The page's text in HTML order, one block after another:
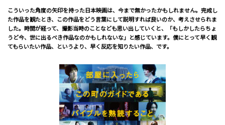
こういった角度の矢印を持った日本映画は、今まで無かったかもしれません。完成し
た作品を観たとき、この作品をどう言葉にして説明すれば良いのか、考えさせられま
した。時間が経って、撮影当時のことなども思い出していくと、「もしかしたらちょ
うど今、世に出るべき作品なのかもしれないな」と感じています。僕にとって早く観
てもらいたい作品、というより、早く反応を知りたい作品、です。